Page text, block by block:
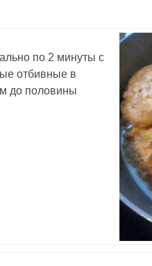
по 2 минуты с
отбивные в
до половины